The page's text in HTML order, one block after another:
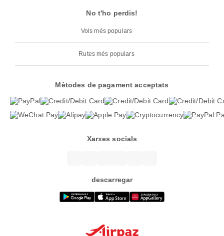
No t'ho perdis!
Vols més populars
Rutes més populars
Mètodes de pagament acceptats
Xarxes socials
descarregar